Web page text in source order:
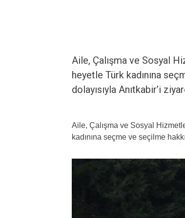
Aile, Çalışma ve Sosyal
heyetle Türk kadınına
dolayısıyla Anıtkabir’i
Aile, Çalışma ve Sosyal
kadınına seçme ve seçilme